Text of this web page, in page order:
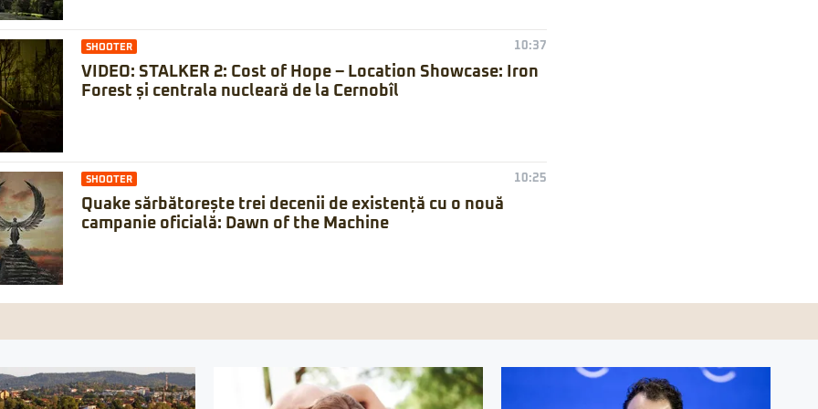
SHOOTER 10:37
VIDEO: STALKER 2: Cost of Hope – Location Showcase: Iron
Forest și centrala nucleară de la Cernobîl
SHOOTER 10:25
Quake sărbătorește trei decenii de existență cu o nouă
campanie oficială: Dawn of the Machine